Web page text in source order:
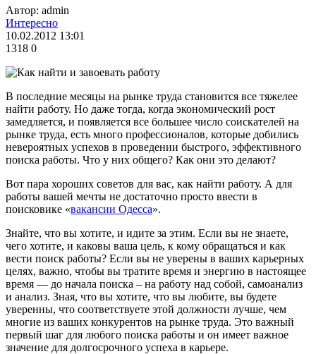
Автор: admin
Интересно
10.02.2012 13:01
1318 0
В последние месяцы на рынке труда становится все тяжелее
найти работу. Но даже тогда, когда экономический рост
замедляется, и появляется все большее число соискателей на
рынке труда, есть много профессионалов, которые добились
невероятных успехов в проведении быстрого, эффективного
поиска работы. Что у них общего? Как они это делают?
Вот пара хороших советов для вас, как найти работу. А для
работы вашей мечты не достаточно просто ввести в
поисковике «вакансии Одесса».
Знайте, что вы хотите, и идите за этим. Если вы не знаете,
чего хотите, и каковы ваша цель, к кому обращаться и как
вести поиск работы? Если вы не уверены в ваших карьерных
целях, важно, чтобы вы тратите время и энергию в настоящее
время — до начала поиска – на работу над собой, самоанализ
и анализ. Зная, что вы хотите, что вы любите, вы будете
уверенны, что соответствуете этой должности лучше, чем
многие из ваших конкурентов на рынке труда. Это важный
первый шаг для любого поиска работы и он имеет важное
значение для долгосрочного успеха в карьере.